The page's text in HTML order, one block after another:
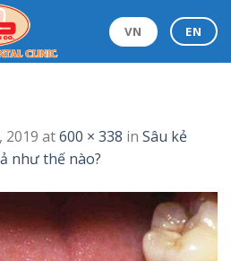
VN EN
2019 at600 × 338 in Sâu kẻ
như thế nào?